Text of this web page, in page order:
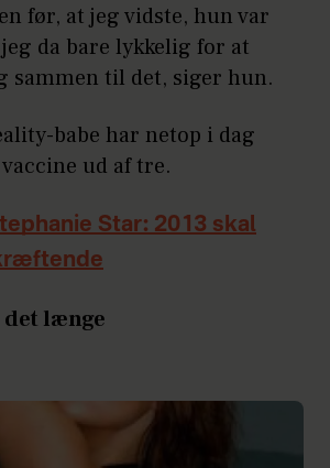
før, at jeg vidste, hun var
da bare lykkelig for at
sammen til det, siger hun.
babe har netop i dag
ud af tre.
Star: 2013 skal
det længe